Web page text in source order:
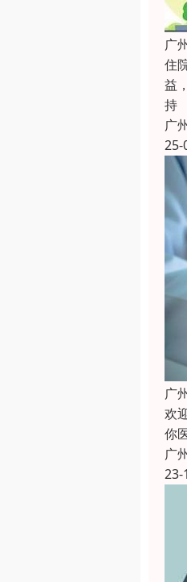
广
住
益
持
广
25-
广
欢
你
广
23-